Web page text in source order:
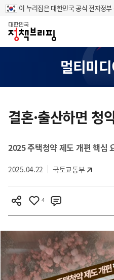
이 누리집은 대한민국 공식 전자정
홈
멀티미
텐
역
결혼·출산하면 청
2025 주택청약 제도 개편 핵심
2025.04.22 국토교통부
4